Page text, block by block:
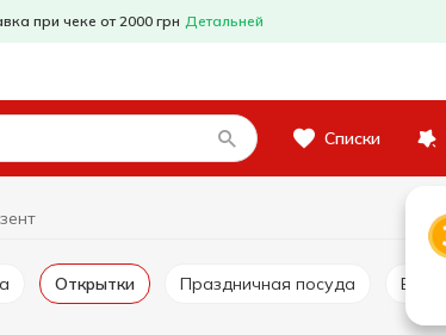
при чеке от 2000 грн Детальней
Списки
Открытки Праздничная посуда